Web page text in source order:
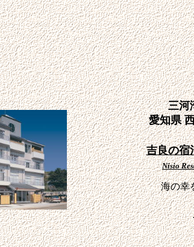
三河
愛知県
吉良の宿
Nisio
海の幸